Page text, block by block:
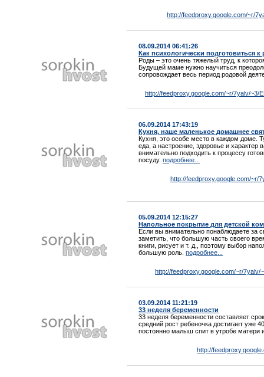
http://feedproxy.google.com/~r/
08.09.2014 06:41:26
Как психологически подготовиться к
Роды – это очень тяжелый труд, к
Будущей маме нужно научиться
сопровождает весь период родовой
http://feedproxy.google.com/~r/7yalv/~3/
06.09.2014 17:43:19
Кухня, наше маленькое домашнее
Кухня, это особе место в каждом доме.
еда, а настроение, здоровье и
внимательно подходить к процессу
посуду. подробнее...
http://feedproxy.google.com/~r/
05.09.2014 12:15:27
Напольное покрытие для детской
Если вы внимательно понаблюдаете за
заметить, что большую часть своего
книги, рисует и т. д., поэтому выбор
большую роль. подробнее...
http://feedproxy.google.com/~r/
03.09.2014 11:21:19
33 неделя беременности
33 неделя беременности составляет
средний рост ребеночка достигает уже
постоянно малыш спит в утробе матери
http://